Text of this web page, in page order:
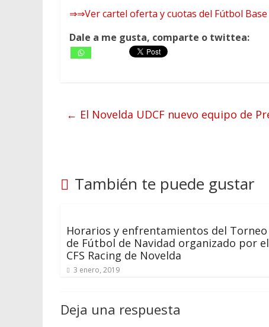
⇒⇒Ver cartel oferta y cuotas del Fútbol
Dale a me gusta, comparte o twittea:
← El Novelda UDCF nuevo equipo de
También te puede gustar
Horarios y enfrentamientos del Torneo
de Fútbol de Navidad organizado por el
CFS Racing de Novelda
3 enero, 2019
Deja una respuesta